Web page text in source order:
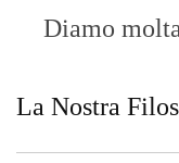
Diamo
La Nostra